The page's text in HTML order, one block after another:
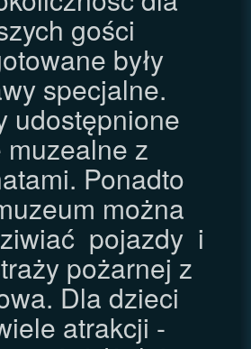
gości
były
specjalne.
udostępnione
muzealne z
Ponadto
można
pojazdy i
pożarnej z
Dla dzieci
atrakcji -